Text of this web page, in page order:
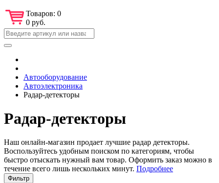
Товаров: 0
0 руб.
Автооборудование
Автоэлектроника
Радар-детекторы
Радар-детекторы
Наш онлайн-магазин продает лучшие радар детекторы.
Воспользуйтесь удобным поиском по категориям, чтобы
быстро отыскать нужный вам товар. Оформить заказ можно в
течение всего лишь нескольких минут. Подробнее
Фильтр